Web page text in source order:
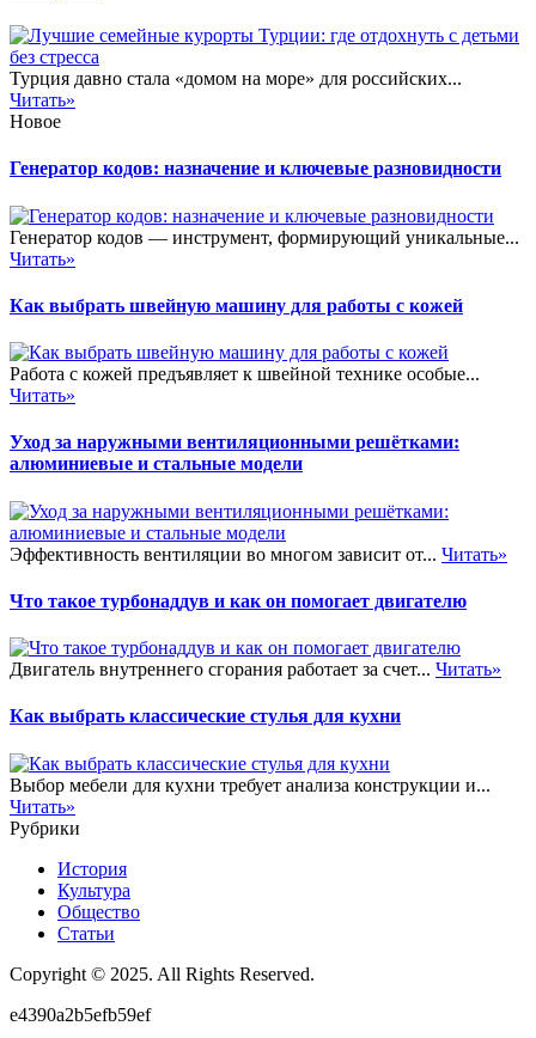
Турция давно стала «домом на море» для российских...
Читать»
Новое
Генератор кодов: назначение и ключевые разновидности
Генератор кодов — инструмент, формирующий уникальные...
Читать»
Как выбрать швейную машину для работы с кожей
Работа с кожей предъявляет к швейной технике особые...
Читать»
Уход за наружными вентиляционными решётками:
алюминиевые и стальные модели
Эффективность вентиляции во многом зависит от... Читать»
Что такое турбонаддув и как он помогает двигателю
Двигатель внутреннего сгорания работает за счет... Читать»
Как выбрать классические стулья для кухни
Выбор мебели для кухни требует анализа конструкции и...
Читать»
Рубрики
История
Культура
Общество
Статьи
Copyright © 2025. All Rights Reserved.
e4390a2b5efb59ef